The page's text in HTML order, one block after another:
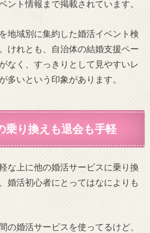
ント情報まで掲載されています。
地域別に集約した婚活イベント検
けれとも、自治体の結婚支援ペー
なく、すっきりとして見やすいレ
多いという印象があります。
乗り換えも退会も手軽
な上に他の婚活サービスに乗り換
婚活初心者にとってはなによりも
の婚活サービスを使ってるけど、